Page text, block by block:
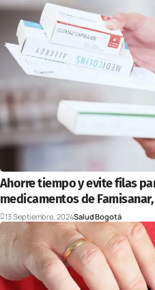
Ahorre tiempo y evite filas
medicamentos de Famisanar,
13 Septiembre, 2024SaludBogotá